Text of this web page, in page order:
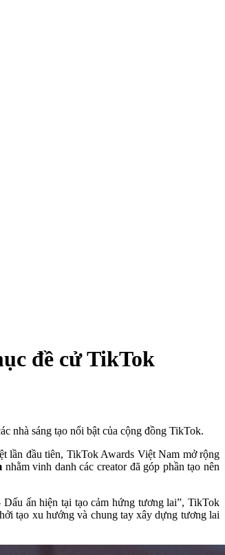
đề cử TikTok
nhà sáng tạo nổi bật của cộng đồng TikTok.
lần đầu tiên, TikTok Awards Việt Nam mở rộng
nhằm vinh danh các creator đã góp phần tạo nên
ấn hiện tại tạo cảm hứng tương lai”, TikTok
tạo xu hướng và chung tay xây dựng tương lai